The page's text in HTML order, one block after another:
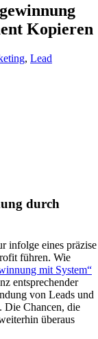
Kopieren
, Lead
durch
infolge eines präzise
führen. Wie
mit System“
entsprechender
von Leads und
Die Chancen, die
überaus